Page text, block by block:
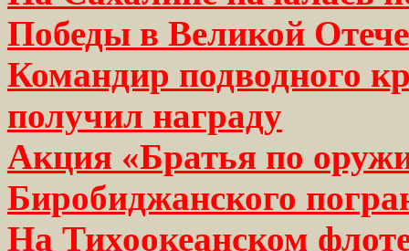
Победы в Великой
Командир подводного
получил награду
Акция «Братья по
Биробиджанского
На Тихоокеанском